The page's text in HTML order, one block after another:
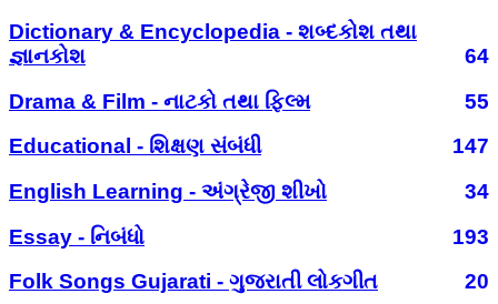
Dictionary & Encyclopedia - શબ્દકોશ તથા
જ્ઞાનકોશ
64
Drama & Film - નાટકો તથા ફિલ્મ
55
Educational - શિક્ષણ સંબંધી
147
English Learning - અંગ્રેજી શીખો
34
Essay - નિબંધો
193
Folk Songs Gujarati - ગુજરાતી લોકગીત
20